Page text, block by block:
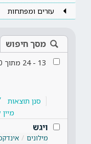
עזרים ומפתחות
מסך חיפוש
13
-
24 מתוך
סנן תוצאות
ויגש
מילונים